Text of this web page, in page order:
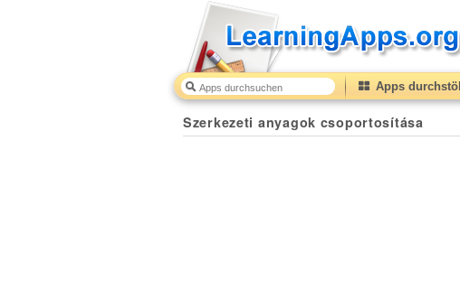
Apps
Szerkezeti anyagok csoportosítása